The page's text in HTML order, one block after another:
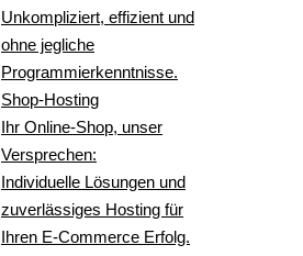
Unkompliziert, effizient und
ohne jegliche
Programmierkenntnisse.
Shop-Hosting
Ihr Online-Shop, unser
Versprechen:
Individuelle Lösungen und
zuverlässiges Hosting für
Ihren E-Commerce Erfolg.